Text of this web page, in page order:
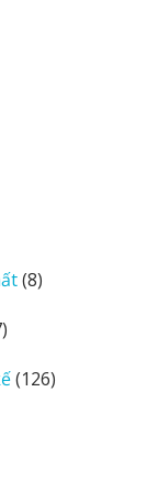
88
27
phẩm
126126